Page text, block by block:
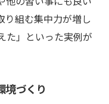
り組む集中力が増し
た」といった実例が
境づくり